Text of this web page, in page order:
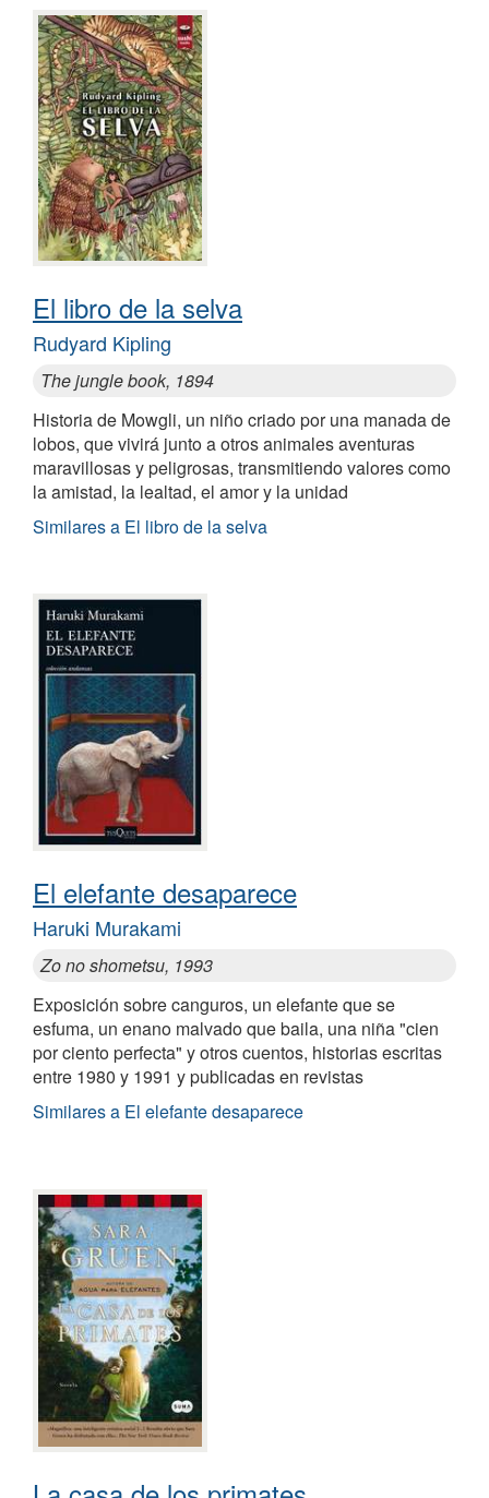
El libro de la selva
Rudyard Kipling
The jungle book, 1894
Historia de Mowgli, un niño criado por una manada de
lobos, que vivirá junto a otros animales aventuras
maravillosas y peligrosas, transmitiendo valores como
la amistad, la lealtad, el amor y la unidad
Similares a El libro de la selva
El elefante desaparece
Haruki Murakami
Zo no shometsu, 1993
Exposición sobre canguros, un elefante que se
esfuma, un enano malvado que baila, una niña "cien
por ciento perfecta" y otros cuentos, historias escritas
entre 1980 y 1991 y publicadas en revistas
Similares a El elefante desaparece